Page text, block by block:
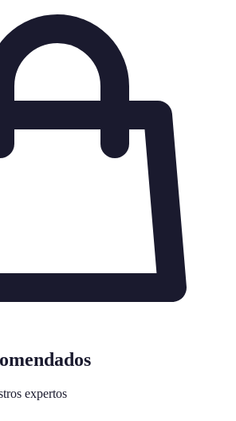
expertos